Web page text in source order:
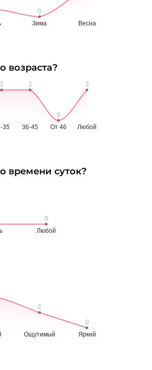
возраста?
времени суток?